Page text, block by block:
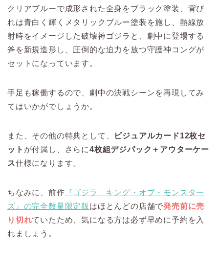
クリアブルーで成形された全身をブラック塗装、背び
れは青白く輝くメタリックブルー塗装を施し、熱線放
射時をイメージした破壊神ゴジラと、劇中に登場する
斧を新規造形し、圧倒的な迫力を放つ守護神コングが
セットになっています。
手足も稼働するので、劇中の決戦シーンを再現してみ
てはいかがでしょうか。
また、その他の特典として、
ビジュアルカード12枚セ
ット が付属し、さらに4枚組デジパック＋アウターケー
ス仕様になります。
ちなみに、前作 『ゴジラ キング・オブ・モンスター
ズ』の完全数量限定版 はほとんどの店舗で発売前に売
り切れていたため、気になる方は必ず早めに予約を入
れましょう。